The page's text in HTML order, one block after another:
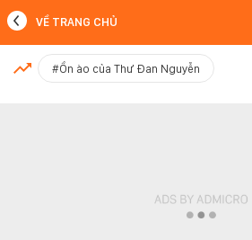
MỚI NHẤT
VỀ TRANG CHỦ
#Ồn ào của Thư Đan Nguyễn